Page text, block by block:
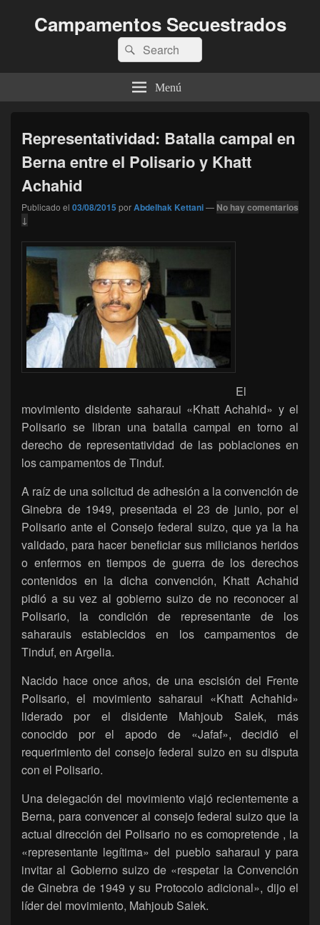
Campamentos Secuestrados
Buscar
por:
Buscar
Menú
Representatividad: Batalla campal en
Berna entre el Polisario y Khatt
Achahid
Publicado el 03/08/2015 porAbdelhak Kettani— No hay comentarios
↓
El
movimiento disidente saharaui «Khatt Achahid» y el
Polisario se libran una batalla campal en torno al
derecho de representatividad de las poblaciones en
los campamentos de Tinduf.
A raíz de una solicitud de adhesión a la convención de
Ginebra de 1949, presentada el 23 de junio, por el
Polisario ante el Consejo federal suizo, que ya la ha
validado, para hacer beneficiar sus milicianos heridos
o enfermos en tiempos de guerra de los derechos
contenidos en la dicha convención, Khatt Achahid
pidió a su vez al gobierno suizo de no reconocer al
Polisario, la condición de representante de los
saharauis establecidos en los campamentos de
Tinduf, en Argelia.
Nacido hace once años, de una escisión del Frente
Polisario, el movimiento saharaui «Khatt Achahid»
liderado por el disidente Mahjoub Salek, más
conocido por el apodo de «Jafaf», decidió el
requerimiento del consejo federal suizo en su disputa
con el Polisario.
Una delegación del movimiento viajó recientemente a
Berna, para convencer al consejo federal suizo que la
actual dirección del Polisario no es comopretende , la
«representante legítima» del pueblo saharaui y para
invitar al Gobierno suizo de «respetar la Convención
de Ginebra de 1949 y su Protocolo adicional», dijo el
líder del movimiento, Mahjoub Salek.